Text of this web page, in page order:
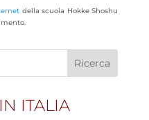
della scuola Hokke Shoshu
ITALIA